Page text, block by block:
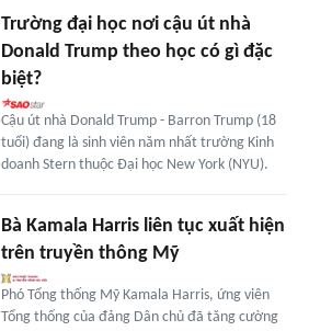
Trường đại học nơi cậu út nhà
Donald Trump theo học có gì đặc
biệt?
Cậu út nhà Donald Trump - Barron Trump (18
tuổi) đang là sinh viên năm nhất trường Kinh
doanh Stern thuộc Đại học New York (NYU).
Bà Kamala Harris liên tục xuất hiện
trên truyền thông Mỹ
Phó Tổng thống Mỹ Kamala Harris, ứng viên
Tổng thống của đảng Dân chủ đã tăng cường